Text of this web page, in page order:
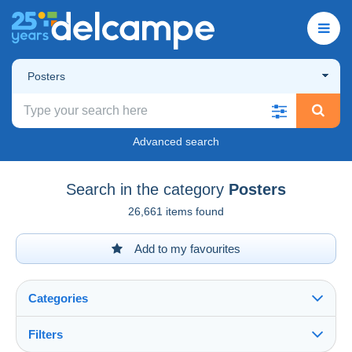
Posters
Advanced search
Search in the category Posters
26,661 items found
Add to my favourites
Categories
Filters